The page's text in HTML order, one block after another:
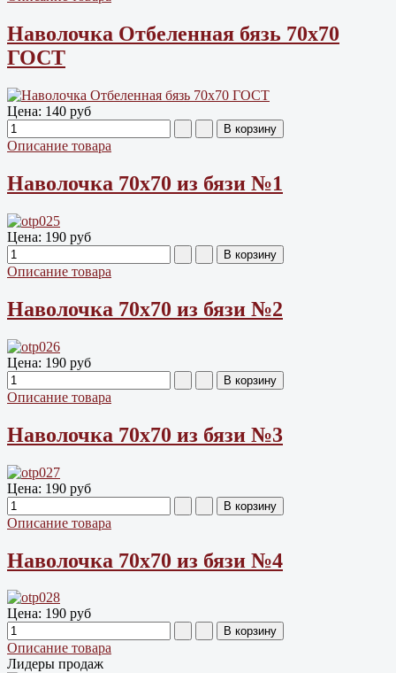
Наволочка Отбеленная бязь 70х70
ГОСТ
Цена: 140 руб
Описание товара
Наволочка 70х70 из бязи №1
Цена: 190 руб
Описание товара
Наволочка 70х70 из бязи №2
Цена: 190 руб
Описание товара
Наволочка 70х70 из бязи №3
Цена: 190 руб
Описание товара
Наволочка 70х70 из бязи №4
Цена: 190 руб
Описание товара
Лидеры продаж